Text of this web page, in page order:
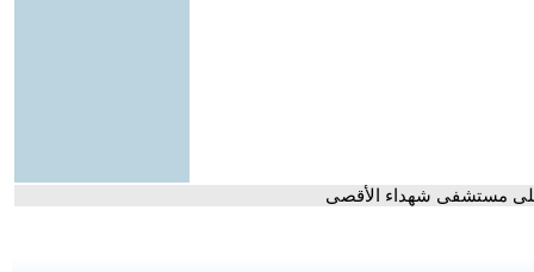
على مستشفى شهداء الأقصى